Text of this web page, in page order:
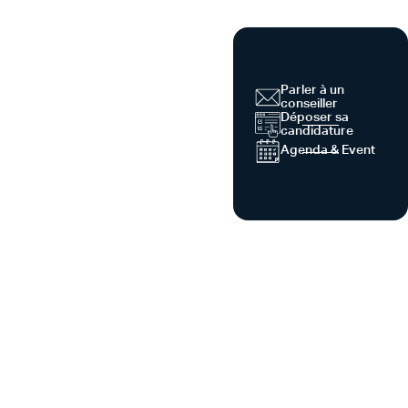
Parler à un
conseiller
Déposer sa
candidature
Agenda & Event